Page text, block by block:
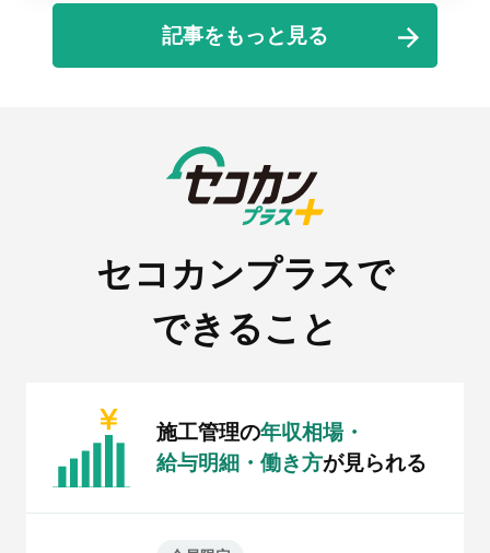
記事をもっと見る
セコカンプラスで
できること
施工管理の年収相場・
給与明細・働き方が見られる